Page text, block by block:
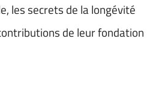
les secrets de la longévité
de leur fondation